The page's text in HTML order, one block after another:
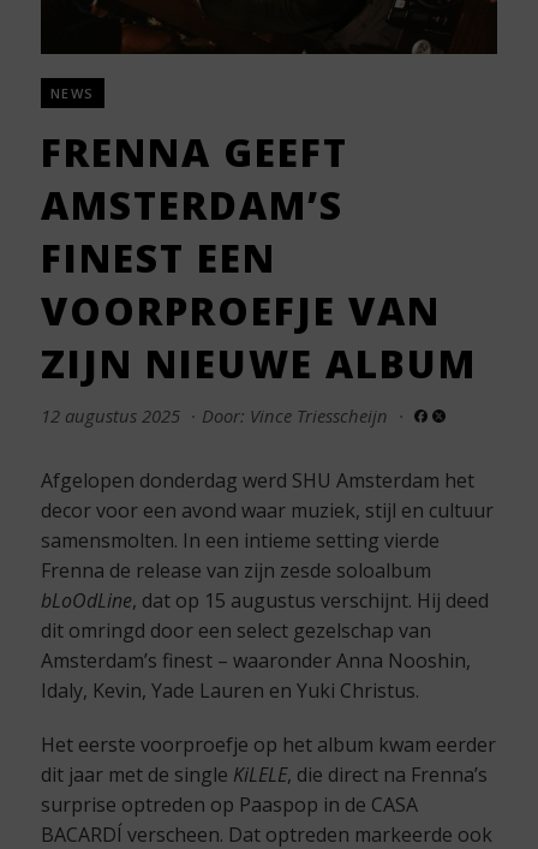
NEWS
FRENNA GEEFT
AMSTERDAM’S
FINEST EEN
VOORPROEFJE VAN
ZIJN NIEUWE ALBUM
12 augustus 2025 · Door: Vince Triesscheijn ·
Afgelopen donderdag werd SHU Amsterdam het
decor voor een avond waar muziek, stijl en cultuur
samensmolten. In een intieme setting vierde
Frenna de release van zijn zesde soloalbum
bLoOdLine, dat op 15 augustus verschijnt. Hij deed
dit omringd door een select gezelschap van
Amsterdam’s finest – waaronder Anna Nooshin,
Idaly, Kevin, Yade Lauren en Yuki Christus.
Het eerste voorproefje op het album kwam eerder
dit jaar met de single KiLELE, die direct na Frenna’s
surprise optreden op Paaspop in de CASA
BACARDÍ verscheen. Dat optreden markeerde ook